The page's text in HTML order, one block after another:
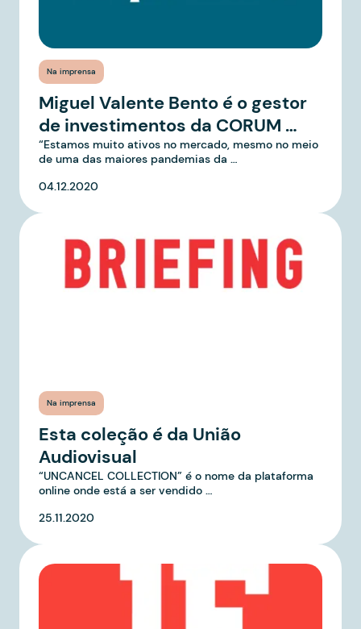
Na imprensa
Miguel Valente Bento é o gestor
de investimentos da CORUM …
“Estamos muito ativos no mercado, mesmo no meio
de uma das maiores pandemias da …
04.12.2020
Na imprensa
Esta coleção é da União
Audiovisual
“UNCANCEL COLLECTION” é o nome da plataforma
online onde está a ser vendido …
25.11.2020